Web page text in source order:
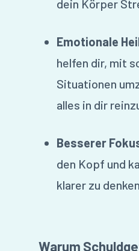
dein Körper
Emotionale
helfen dir, mit
Situationen
alles in dir
Besserer
den Kopf und
klarer zu denken.
Warum